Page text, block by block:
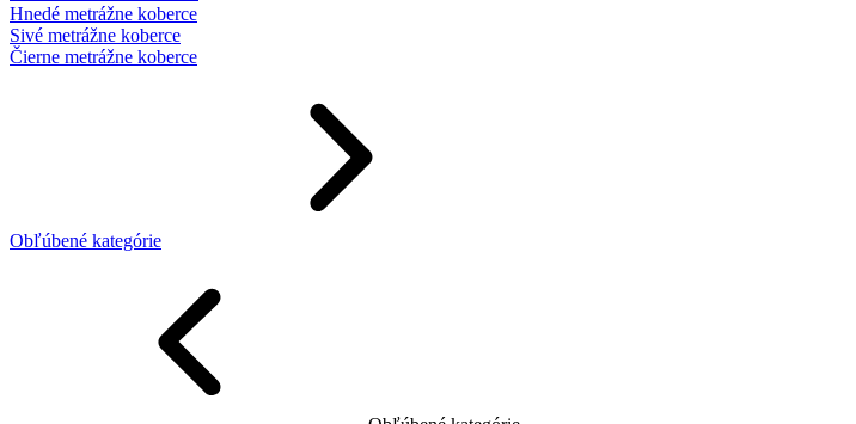
Hnedé metrážne koberce
Sivé metrážne koberce
Čierne metrážne koberce
Obľúbené kategórie